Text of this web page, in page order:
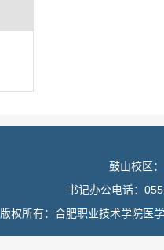
鼓山校区
书记办公电话：
版权所有：合肥职业技术学院